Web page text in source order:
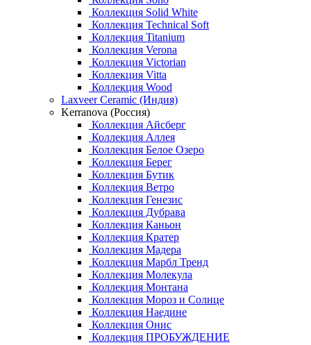
Коллекция Solid White
Коллекция Technical Soft
Коллекция Titanium
Коллекция Verona
Коллекция Victorian
Коллекция Vitta
Коллекция Wood
Laxveer Ceramic (Индия)
Kerranova (Россия)
Коллекция Айсберг
Коллекция Аллея
Коллекция Белое Озеро
Коллекция Берег
Коллекция Бутик
Коллекция Ветро
Коллекция Генезис
Коллекция Дубрава
Коллекция Каньон
Коллекция Кратер
Коллекция Мадера
Коллекция Марбл Тренд
Коллекция Молекула
Коллекция Монтана
Коллекция Мороз и Солнце
Коллекция Наедине
Коллекция Онис
Коллекция ПРОБУЖДЕНИЕ